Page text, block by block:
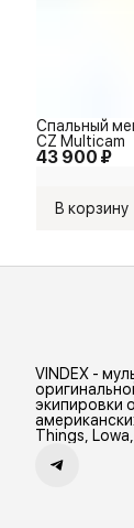
43 900 ₽
Спальный
CZ Multicam
В корзину
VINDEX -
экипировки
Things,